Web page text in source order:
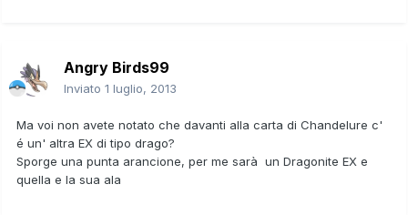
Angry Birds99
Inviato 1 luglio, 2013
Ma voi non avete notato che davanti alla carta di Chandelure c'
é un' altra EX di tipo drago?
Sporge una punta arancione, per me sarà un Dragonite EX e
quella e la sua ala